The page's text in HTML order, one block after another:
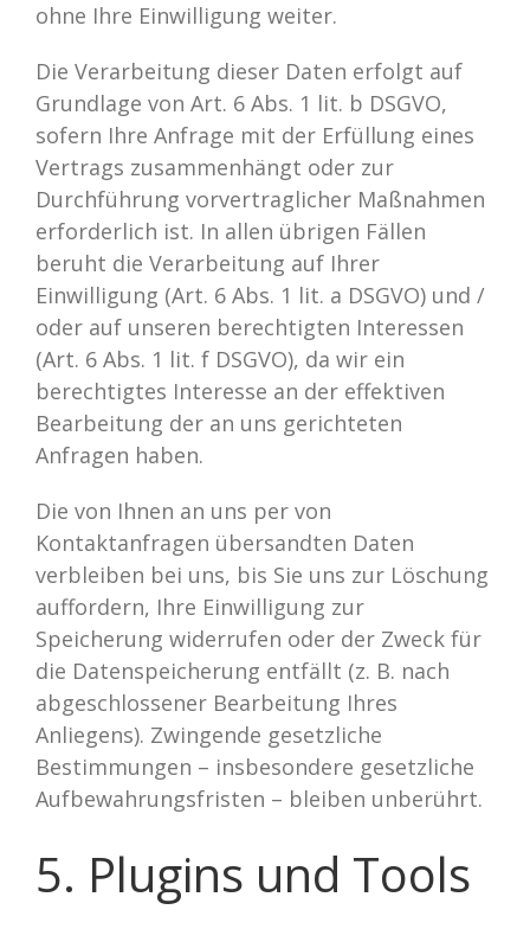
ohne Ihre Einwilligung weiter.
Die Verarbeitung dieser Daten erfolgt auf
Grundlage von Art. 6 Abs. 1 lit. b DSGVO,
sofern Ihre Anfrage mit der Erfüllung eines
Vertrags zusammenhängt oder zur
Durchführung vorvertraglicher Maßnahmen
erforderlich ist. In allen übrigen Fällen
beruht die Verarbeitung auf Ihrer
Einwilligung (Art. 6 Abs. 1 lit. a DSGVO) und /
oder auf unseren berechtigten Interessen
(Art. 6 Abs. 1 lit. f DSGVO), da wir ein
berechtigtes Interesse an der effektiven
Bearbeitung der an uns gerichteten
Anfragen haben.
Die von Ihnen an uns per von
Kontaktanfragen übersandten Daten
verbleiben bei uns, bis Sie uns zur Löschung
auffordern, Ihre Einwilligung zur
Speicherung widerrufen oder der Zweck für
die Datenspeicherung entfällt (z. B. nach
abgeschlossener Bearbeitung Ihres
Anliegens). Zwingende gesetzliche
Bestimmungen – insbesondere gesetzliche
Aufbewahrungsfristen – bleiben unberührt.
5. Plugins und Tools